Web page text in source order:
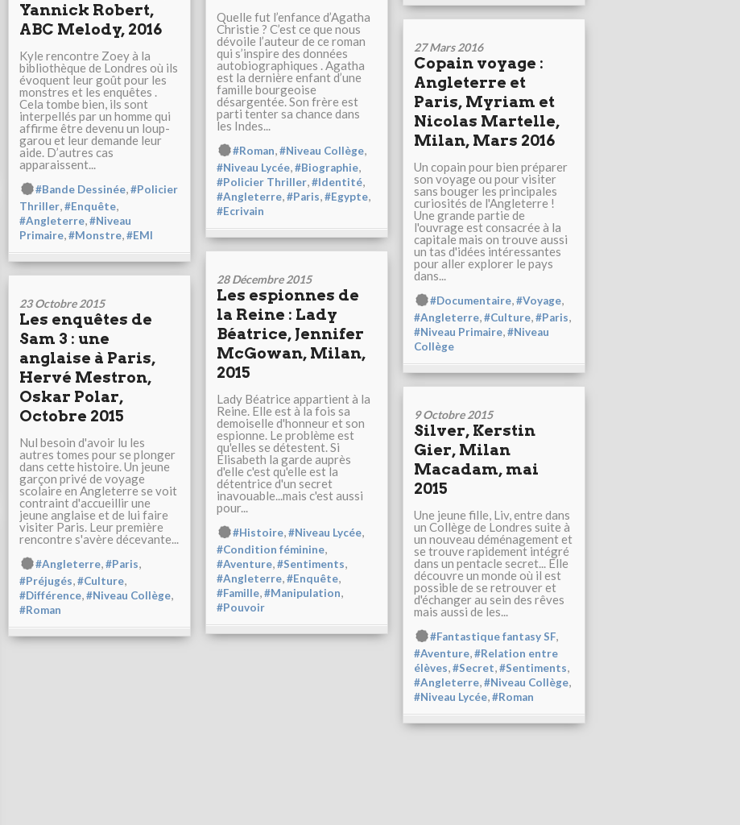
Yannick Robert,
ABC Melody, 2016
Kyle rencontre Zoey à la
bibliothèque de Londres où ils
évoquent leur goût pour les
monstres et les enquêtes .
Cela tombe bien, ils sont
interpellés par un homme qui
affirme être devenu un loup-
garou et leur demande leur
aide. D’autres cas
apparaissent...
#Bande Dessinée #Policier
Thriller,#Enquête,
#Angleterre,#Niveau
Primaire,#Monstre,#EMI
Quelle fut l’enfance d’Agatha
Christie ? C’est ce que nous
dévoile l’auteur de ce roman
qui s’inspire des données
autobiographiques . Agatha
est la dernière enfant d’une
famille bourgeoise
désargentée. Son frère est
parti tenter sa chance dans
les Indes...
#Roman #Niveau Collège
#Niveau Lycée,#Biographie,
#Policier Thriller,#Identité,
#Angleterre,#Paris,#Egypte,
#Ecrivain
27 Mars 2016
Copain voyage :
Angleterre et
Paris, Myriam et
Nicolas Martelle,
Milan, Mars 2016
Un copain pour bien préparer
son voyage ou pour visiter
sans bouger les principales
curiosités de l'Angleterre !
Une grande partie de
l'ouvrage est consacrée à la
capitale mais on trouve aussi
un tas d'idées intéressantes
pour aller explorer le pays
dans...
#Documentaire #Voyage
#Angleterre,#Culture,#Paris,
#Niveau Primaire,#Niveau
Collège
28 Décembre 2015
Les espionnes de
la Reine : Lady
Béatrice, Jennifer
McGowan, Milan,
2015
Lady Béatrice appartient à la
Reine. Elle est à la fois sa
demoiselle d'honneur et son
espionne. Le problème est
qu'elles se détestent. Si
Elisabeth la garde auprès
d'elle c'est qu'elle est la
détentrice d'un secret
inavouable...mais c'est aussi
pour...
#Histoire #Niveau Lycée
#Condition féminine,
#Aventure,#Sentiments,
#Angleterre,#Enquête,
#Famille,#Manipulation,
#Pouvoir
23 Octobre 2015
Les enquêtes de
Sam 3 : une
anglaise à Paris,
Hervé Mestron,
Oskar Polar,
Octobre 2015
Nul besoin d'avoir lu les
autres tomes pour se plonger
dans cette histoire. Un jeune
garçon privé de voyage
scolaire en Angleterre se voit
contraint d'accueillir une
jeune anglaise et de lui faire
visiter Paris. Leur première
rencontre s'avère décevante...
#Angleterre #Paris
#Préjugés,#Culture,
#Différence,#Niveau Collège,
#Roman
9 Octobre 2015
Silver, Kerstin
Gier, Milan
Macadam, mai
2015
Une jeune fille, Liv, entre dans
un Collège de Londres suite à
un nouveau déménagement et
se trouve rapidement intégré
dans un pentacle secret... Elle
découvre un monde où il est
possible de se retrouver et
d'échanger au sein des rêves
mais aussi de les...
#Fantastique fantasy SF
#Aventure,#Relation entre
élèves,#Secret,#Sentiments,
#Angleterre,#Niveau Collège,
#Niveau Lycée,#Roman